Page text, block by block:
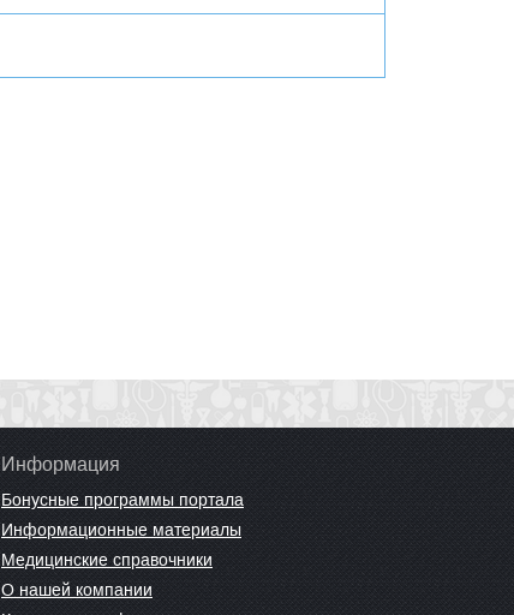
Информация
Бонусные программы портала
Информационные материалы
Медицинские справочники
О нашей компании